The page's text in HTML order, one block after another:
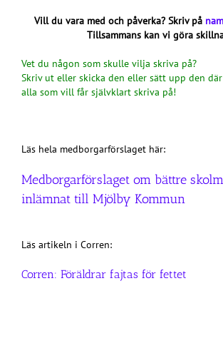
Vill du vara med och påverka? Skriv på
Tillsammans kan vi göra
Vet du någon som skulle vilja skriva på?
Skriv ut eller skicka den eller sätt upp den
alla som vill får självklart skriva på!
Läs hela medborgarförslaget här:
Medborgarförslaget om bättre
inlämnat till Mjölby Kommun
Läs artikeln i Corren:
Corren: Föräldrar fajtas för fettet